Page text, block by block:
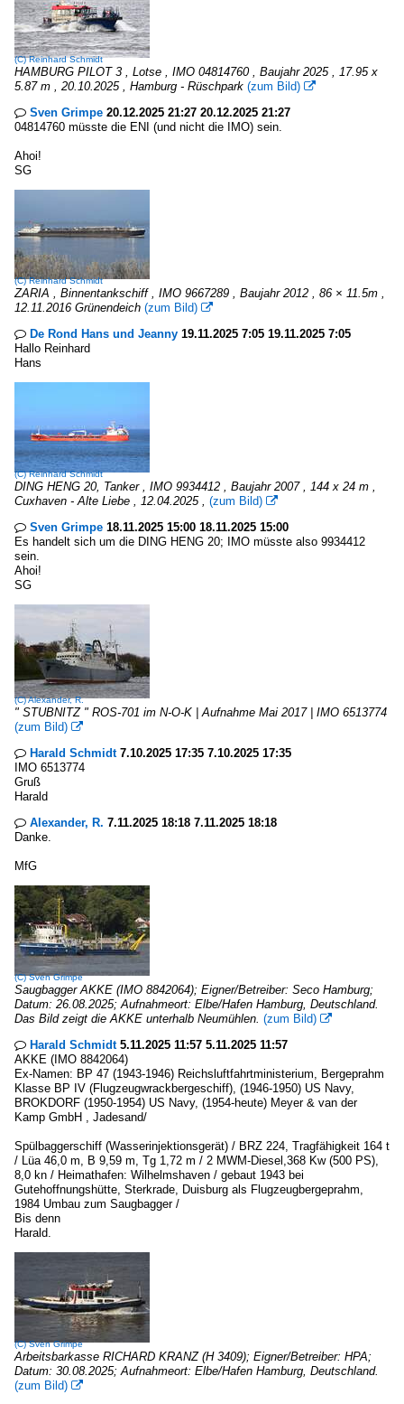
(C)Reinhard Schmidt
HAMBURG PILOT 3 , Lotse , IMO 04814760 , Baujahr 2025 , 17.95 x
5.87 m , 20.10.2025 , Hamburg - Rüschpark (zum Bild) 
 Sven Grimpe 20.12.2025 21:27 20.12.2025 21:27
04814760 müsste die ENI (und nicht die IMO) sein.
Ahoi!
SG
(C)Reinhard Schmidt
ZARIA , Binnentankschiff , IMO 9667289 , Baujahr 2012 , 86 × 11.5m ,
12.11.2016 Grünendeich (zum Bild) 
 De Rond Hans und Jeanny 19.11.2025 7:05 19.11.2025 7:05
Hallo Reinhard
Hans
(C)Reinhard Schmidt
DING HENG 20, Tanker , IMO 9934412 , Baujahr 2007 , 144 x 24 m ,
Cuxhaven - Alte Liebe , 12.04.2025 , (zum Bild) 
 Sven Grimpe 18.11.2025 15:00 18.11.2025 15:00
Es handelt sich um die DING HENG 20; IMO müsste also 9934412
sein.
Ahoi!
SG
(C)Alexander, R.
" STUBNITZ " ROS-701 im N-O-K | Aufnahme Mai 2017 | IMO 6513774
(zum Bild) 
 Harald Schmidt7.10.2025 17:35 7.10.2025 17:35
IMO 6513774
Gruß
Harald
 Alexander, R. 7.11.2025 18:18 7.11.2025 18:18
Danke.
MfG
(C)Sven Grimpe
Saugbagger AKKE (IMO 8842064); Eigner/Betreiber: Seco Hamburg;
Datum: 26.08.2025; Aufnahmeort: Elbe/Hafen Hamburg, Deutschland.
Das Bild zeigt die AKKE unterhalb Neumühlen. (zum Bild) 
 Harald Schmidt5.11.2025 11:57 5.11.2025 11:57
AKKE (IMO 8842064)
Ex-Namen: BP 47 (1943-1946) Reichsluftfahrtministerium, Bergeprahm
Klasse BP IV (Flugzeugwrackbergeschiff), (1946-1950) US Navy,
BROKDORF (1950-1954) US Navy, (1954-heute) Meyer & van der
Kamp GmbH , Jadesand/
Spülbaggerschiff (Wasserinjektionsgerät) / BRZ 224, Tragfähigkeit 164 t
/ Lüa 46,0 m, B 9,59 m, Tg 1,72 m / 2 MWM-Diesel,368 Kw (500 PS),
8,0 kn / Heimathafen: Wilhelmshaven / gebaut 1943 bei
Gutehoffnungshütte, Sterkrade, Duisburg als Flugzeugbergeprahm,
1984 Umbau zum Saugbagger /
Bis denn
Harald.
(C)Sven Grimpe
Arbeitsbarkasse RICHARD KRANZ (H 3409); Eigner/Betreiber: HPA;
Datum: 30.08.2025; Aufnahmeort: Elbe/Hafen Hamburg, Deutschland.
(zum Bild) 